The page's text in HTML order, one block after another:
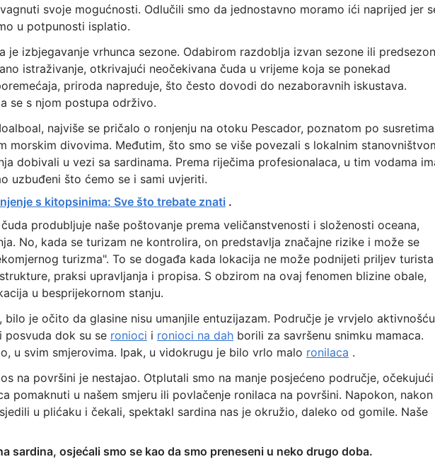
svoje mogućnosti. Odlučili smo da jednostavno moramo ići naprijed jer
u potpunosti isplatio.
je izbjegavanje vrhunca sezone. Odabirom razdoblja izvan sezone ili
istraživanje, otkrivajući neočekivana čuda u vrijeme koja se ponekad
priroda napreduje, što često dovodi do nezaboravnih iskustava.
se s njom postupa održivo.
najviše se pričalo o ronjenju na otoku Pescador, poznatom po
morskim divovima. Međutim, što smo se više povezali s lokalnim
dobivali u vezi sa sardinama. Prema riječima profesionalaca, u tim vodama
uzbuđeni što ćemo se i sami uvjeriti.
s kitopsinima: Sve što trebate znati .
produbljuje naše poštovanje prema veličanstvenosti i složenosti oceana,
No, kada se turizam ne kontrolira, on predstavlja značajne rizike i može se
turizma". To se događa kada lokacija ne može podnijeti priljev turista
praksi upravljanja i propisa. S obzirom na ovaj fenomen blizine obale,
u besprijekornom stanju.
bilo je očito da glasine nisu umanjile entuzijazam. Područje je vrvjelo
posvuda dok su se ronioci i ronioci na dahborili za savršenu snimku mamaca.
u svim smjerovima. Ipak, u vidokrugu je bilo vrlo malo ronilaca .
na površini je nestajao. Otplutali smo na manje posjećeno područje, očekujući
pomaknuti u našem smjeru ili povlačenje ronilaca na površini. Napokon, nakon
u plićaku i čekali, spektakl sardina nas je okružio, daleko od gomile. Naše
sardina, osjećali smo se kao da smo preneseni u neko drugo doba.